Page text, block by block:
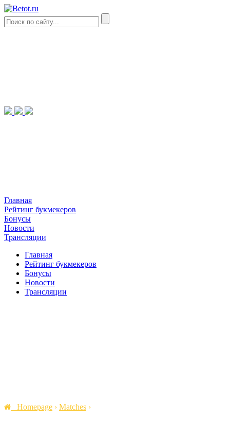
Главная
Рейтинг букмекеров
Бонусы
Новости
Трансляции
Главная
Рейтинг букмекеров
Бонусы
Новости
Трансляции
Homepage › Matches ›